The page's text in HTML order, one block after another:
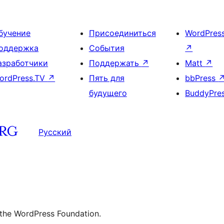
↗
Присоединиться
События
Поддержать ↗
Пять для
будущего
↗
Matt ↗
bbPress ↗
Русский
WordPress Foundation.